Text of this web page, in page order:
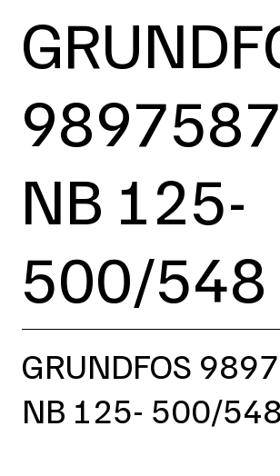
NB 125-
500/548
GRUNDFOS
NB 125- 500/548